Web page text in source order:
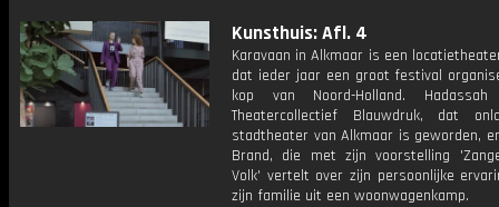
Kunsthuis: Afl. 4
Karavaan in Alkmaar is een
dat ieder jaar een groot festival
kop van Noord-Holland. Hadassah
Theatercollectief Blauwdruk, dat
stadtheater van Alkmaar is geworden,
Brand, die met zijn voorstelling
Volk' vertelt over zijn persoonlijke
zijn familie uit een woonwagenkamp.